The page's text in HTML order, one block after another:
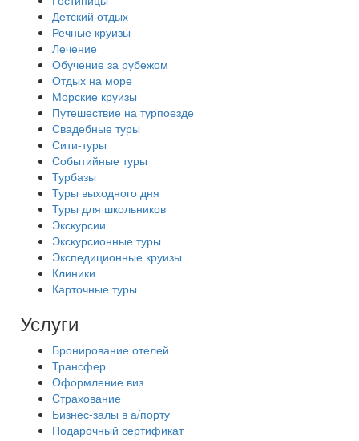
Детский отдых
Речные круизы
Лечение
Обучение за рубежом
Отдых на море
Морские круизы
Путешествие на турпоезде
Свадебные туры
Сити-туры
Событийные туры
Турбазы
Туры выходного дня
Туры для школьников
Экскурсии
Экскурсионные туры
Экспедиционные круизы
Клиники
Карточные туры
Услуги
Бронирование отелей
Трансфер
Оформление виз
Страхование
Бизнес-залы в а/порту
Подарочный сертификат